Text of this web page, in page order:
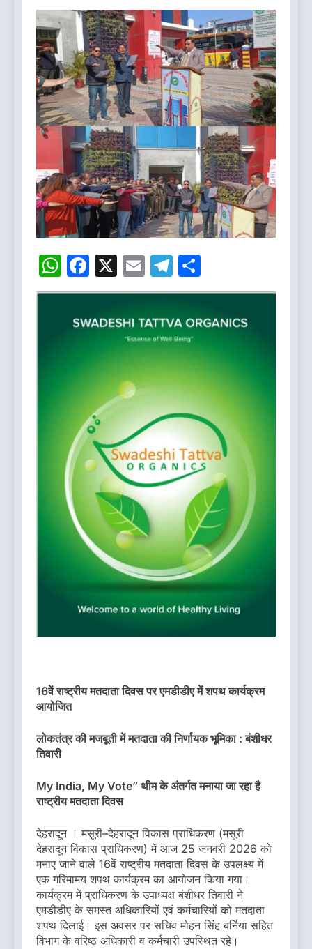
WhatsApp
Facebook
X EmailTelegram
16वें राष्ट्रीय मतदाता दिवस पर एमडीडीए में शपथ कार्यक्रम
आयोजित
लोकतंत्र की मजबूती में मतदाता की निर्णायक भूमिका : बंशीधर
तिवारी
My India, My Vote” थीम के अंतर्गत मनाया जा रहा है
राष्ट्रीय मतदाता दिवस
देहरादून । मसूरी–देहरादून विकास प्राधिकरण (मसूरी
देहरादून विकास प्राधिकरण) में आज 25 जनवरी 2026 को
मनाए जाने वाले 16वें राष्ट्रीय मतदाता दिवस के उपलक्ष्य में
एक गरिमामय शपथ कार्यक्रम का आयोजन किया गया।
कार्यक्रम में प्राधिकरण के उपाध्यक्ष बंशीधर तिवारी ने
एमडीडीए के समस्त अधिकारियों एवं कर्मचारियों को मतदाता
शपथ दिलाई। इस अवसर पर सचिव मोहन सिंह बर्निया सहित
विभाग के वरिष्ठ अधिकारी व कर्मचारी उपस्थित रहे।